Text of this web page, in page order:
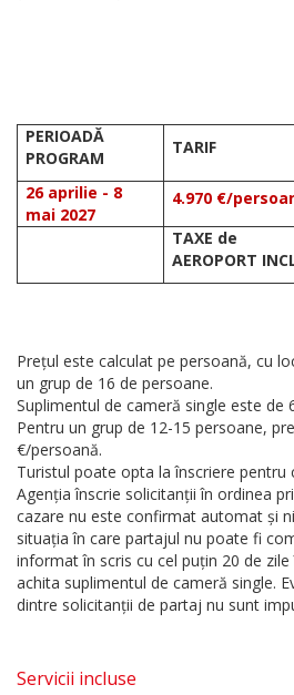
PERIOADĂ
PROGRAM
TARIF
26 aprilie - 8
mai 2027
4.970 €/
TAXE de
AEROPORT
Prețul este calculat pe persoană, cu
un grup de 16 de persoane.
Suplimentul de cameră single este de
Pentru un grup de 12-15 persoane,
€/persoană.
Turistul poate opta la înscriere pentru
Agenția înscrie solicitanții în ordinea
cazare nu este confirmat automat și
situația în care partajul nu poate fi
informat în scris cu cel puțin 20 de
achita suplimentul de cameră single.
dintre solicitanții de partaj nu sunt
Servicii incluse